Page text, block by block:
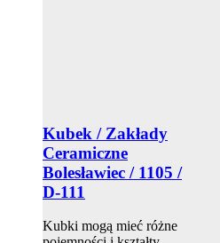
Kubek / Zakłady
Ceramiczne
Bolesławiec / 1105 /
D-111
Kubki mogą mieć różne